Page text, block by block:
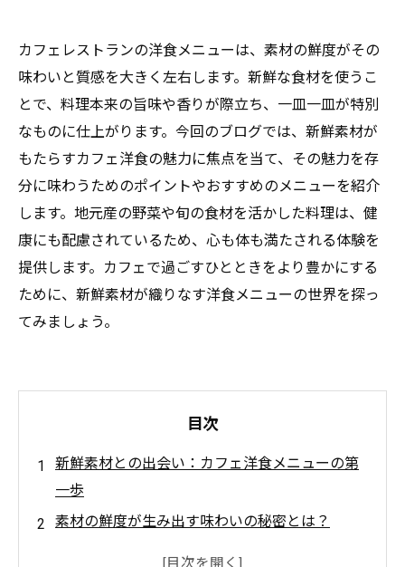
カフェレストランの洋食メニューは、素材の鮮度がその
味わいと質感を大きく左右します。新鮮な食材を使うこ
とで、料理本来の旨味や香りが際立ち、一皿一皿が特別
なものに仕上がります。今回のブログでは、新鮮素材が
もたらすカフェ洋食の魅力に焦点を当て、その魅力を存
分に味わうためのポイントやおすすめのメニューを紹介
します。地元産の野菜や旬の食材を活かした料理は、健
康にも配慮されているため、心も体も満たされる体験を
提供します。カフェで過ごすひとときをより豊かにする
ために、新鮮素材が織りなす洋食メニューの世界を探っ
てみましょう。
目次
新鮮素材との出会い：カフェ洋食メニューの第
一歩
素材の鮮度が生み出す味わいの秘密とは？
旬の食材を使ったおすすめ洋食メニュー紹介